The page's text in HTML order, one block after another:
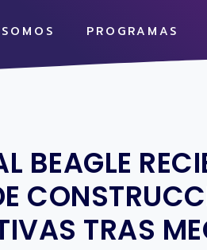
SOMOS PROGRAMAS
BEAGLE
TRAS